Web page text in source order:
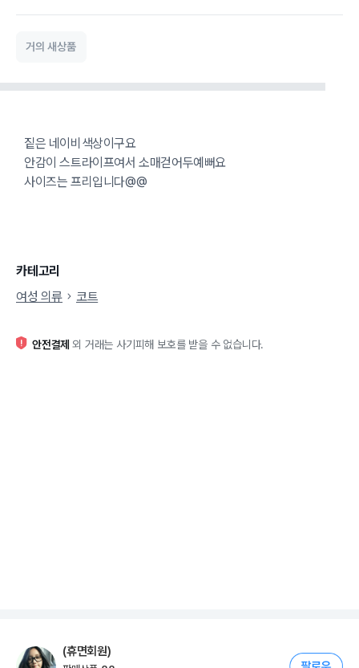
거의 새상품
짙은 네이비색상이구요
안감이 스트라이프여서 소매걷어두예뻐요
사이즈는 프리입니다@@
카테고리
여성 의류
코트
안전결제 외 거래는 사기피해 보호를 받을 수 없습니다.
(휴면회원)